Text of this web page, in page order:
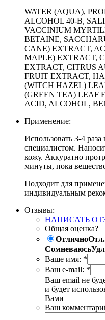
WATER (AQUA),
ALCOHOL 40-B,
VACCINIUM
BETAINE,
CANE) EXTRACT,
MAPLE) EXTRACT,
EXTRACT, CITRUS
FRUIT EXTRACT,
(WITCH HAZEL)
(GREEN TEA) LEAF
ACID, ALCOHOL,
Применение:
Использовать 3-4
специалистом.
кожу. Аккуратно
минуты, пока
Подходит для
индивидуальным
Отзывы:
НАПИСАТЬ
Общая оценка?
ОтличноОтл.
Сомневаюсь
Ваше имя: *
Ваш e-mail: *
Ваш email не
и будет
Вами
Ваш